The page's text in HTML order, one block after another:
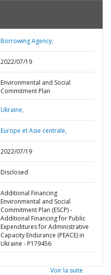
Borrowing Agency;
2022/07/19
Environmental and Social
Commitment Plan
Ukraine,
Europe et Asie centrale,
2022/07/19
Disclosed
Additional Financing
Environmental and Social
Commitment Plan (ESCP) -
Additional Financing for Public
Expenditures for Administrative
Capacity Endurance (PEACE) in
Ukraine - P179456
Voir la suite